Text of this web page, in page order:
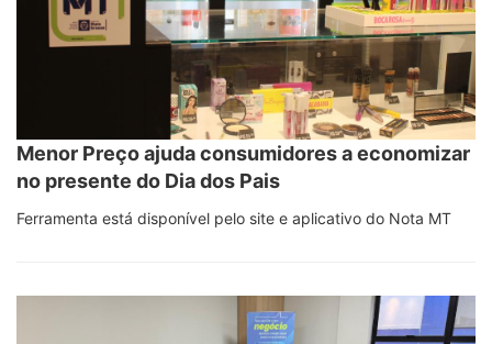
Menor Preço ajuda consumidores a economizar
no presente do Dia dos Pais
Ferramenta está disponível pelo site e aplicativo do Nota MT